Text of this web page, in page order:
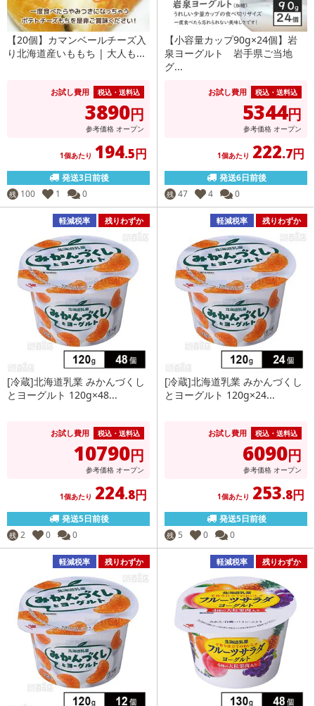
【20個】カマンベールチーズ入
り北海道産いももち | 大人も...
お試し費用 税込・送料込
3890円
参考価格 オープン
1個あたり 194.5円
発送3日前後
残 100 1 0
【小容量カップ90g×24個】岩
泉ヨーグルト 岩手県ご当地
グ...
お試し費用 税込・送料込
5344円
参考価格 オープン
1個あたり 222.7円
発送6日前後
残 47 4 0
軽減税率 残りわずか
[冷蔵]北海道乳業 みかんづくし
とヨーグルト 120g×48...
お試し費用 税込・送料込
10790円
参考価格 オープン
1個あたり 224.8円
発送5日前後
残 2 0 0
軽減税率 残りわずか
[冷蔵]北海道乳業 みかんづくし
とヨーグルト 120g×24...
お試し費用 税込・送料込
6090円
参考価格 オープン
1個あたり 253.8円
発送5日前後
残 5 0 0
軽減税率 残りわずか 軽減税率 残りわずか